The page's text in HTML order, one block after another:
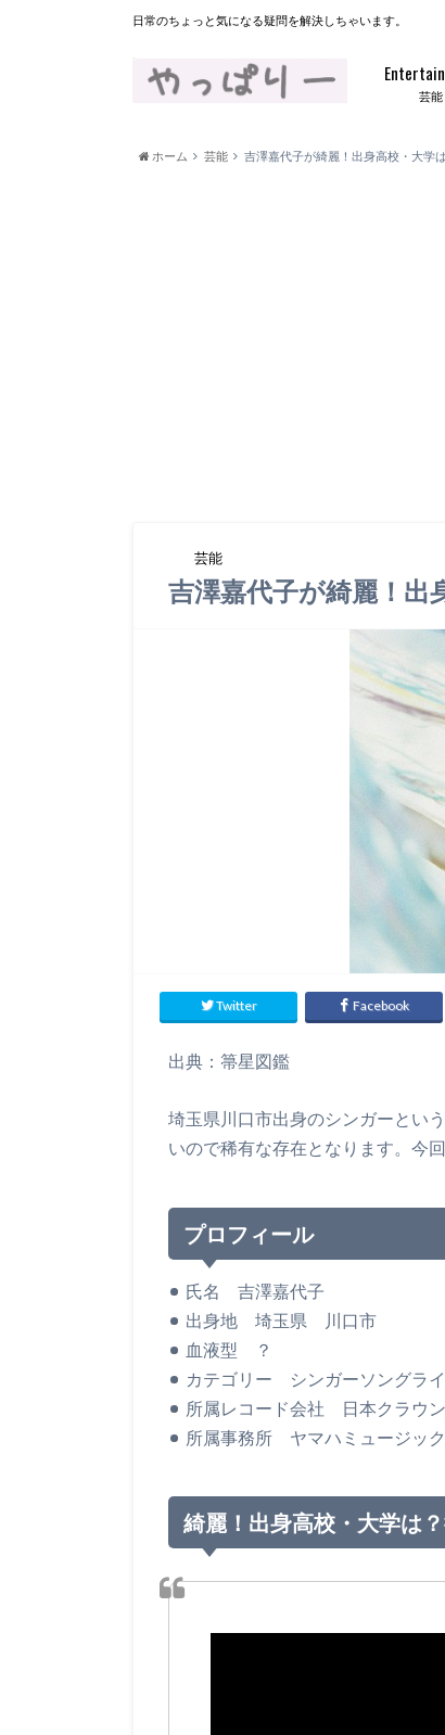
日常のちょっと気になる疑問を解決しちゃいます。
芸能
ホーム 芸能 吉澤嘉代子が綺麗！出身高校・大学
芸能
吉澤嘉代子が綺麗！出
Twitter Facebook
出典：箒星図鑑
埼玉県川口市出身のシンガーとい
いので稀有な存在となります。今
プロフィール
氏名 吉澤嘉代子
出身地 埼玉県 川口市
血液型 ？
カテゴリー シンガーソングラ
所属レコード会社 日本クラウン
所属事務所 ヤマハミュージッ
綺麗！出身高校・大学は